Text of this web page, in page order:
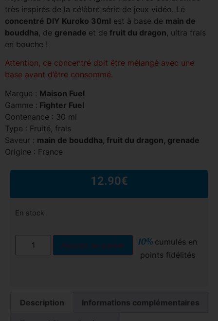
très inspirés de la célèbre série de jeux vidéo. Le
concentré DIY Kuroko 30ml est à base de main de
bouddha, de grenade et de fruit du dragon, ultra frais
en bouche !
Attention, ce concentré doit être mélangé avec une
base avant d’être consommé.
Marque : Maison Fuel
Gamme : Fighter Fuel
Contenance : 30 ml
Type : Fruité, frais
Saveur : main de bouddha, fruit du dragon, grenade
Origine : France
12.90€
En stock
Ajouter au panier 10% cumulés en
points fidélités
Description Informations complémentaires